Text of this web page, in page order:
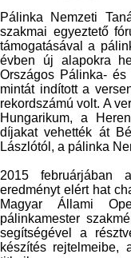
Pálinka Nemzeti
szakmai egyeztető
támogatásával a
évben új alapokra
Országos Pálinka-
mintát indított a
rekordszámú volt. A
Hungarikum, a
díjakat vehették át
Lászlótól, a pálinka
2015 februárjában
eredményt elért hat
Magyar Állami
pálinkamester
segítségével a
készítés rejtelmeibe,